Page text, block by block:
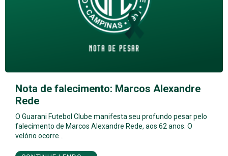
Nota de falecimento: Marcos Alexandre
Rede
O Guarani Futebol Clube manifesta seu profundo pesar pelo
falecimento de Marcos Alexandre Rede, aos 62 anos. O
velório ocorre…